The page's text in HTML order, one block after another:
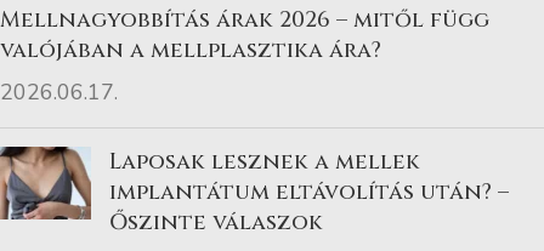
Mellnagyobbítás árak 2026 – mitől függ
valójában a mellplasztika ára?
2026.06.17.
Laposak lesznek a mellek
implantátum eltávolítás után? –
Őszinte válaszok